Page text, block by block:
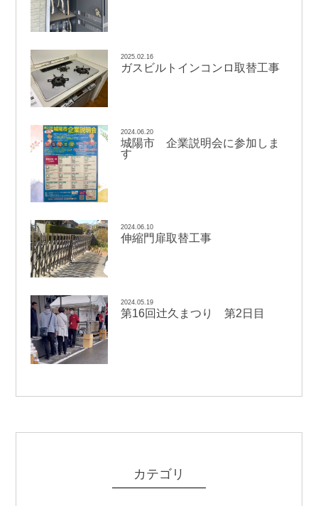
2025.02.16
ガスビルトインコンロ取替工事
2024.06.20
城陽市 企業説明会に参加しま
す
2024.06.10
伸縮門扉取替工事
2024.05.19
第16回辻久まつり 第2日目
カテゴリ